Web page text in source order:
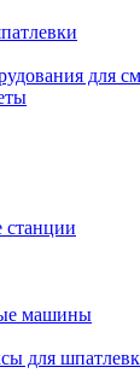
для
машины
для